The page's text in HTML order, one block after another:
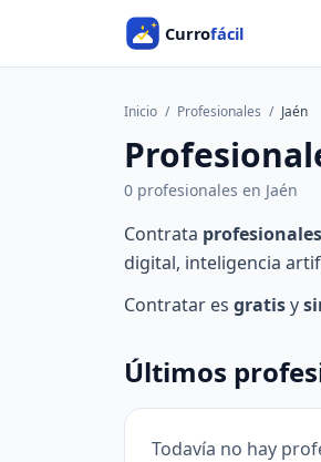
Inicio / Profesionales / Jaén
0 profesionales en Jaén
Contrata
digital, inteligencia
Contratar es gratisy
Últimos
Todavía no hay